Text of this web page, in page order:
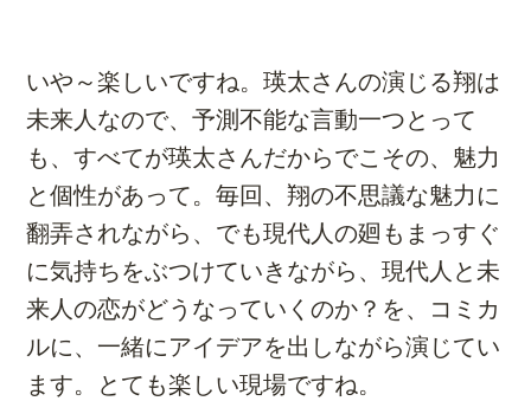
いや～楽しいですね。瑛太さんの演じる翔は
未来人なので、予測不能な言動一つとって
も、すべてが瑛太さんだからでこその、魅力
と個性があって。毎回、翔の不思議な魅力に
翻弄されながら、でも現代人の廻もまっすぐ
に気持ちをぶつけていきながら、現代人と未
来人の恋がどうなっていくのか？を、コミカ
ルに、一緒にアイデアを出しながら演じてい
ます。とても楽しい現場ですね。